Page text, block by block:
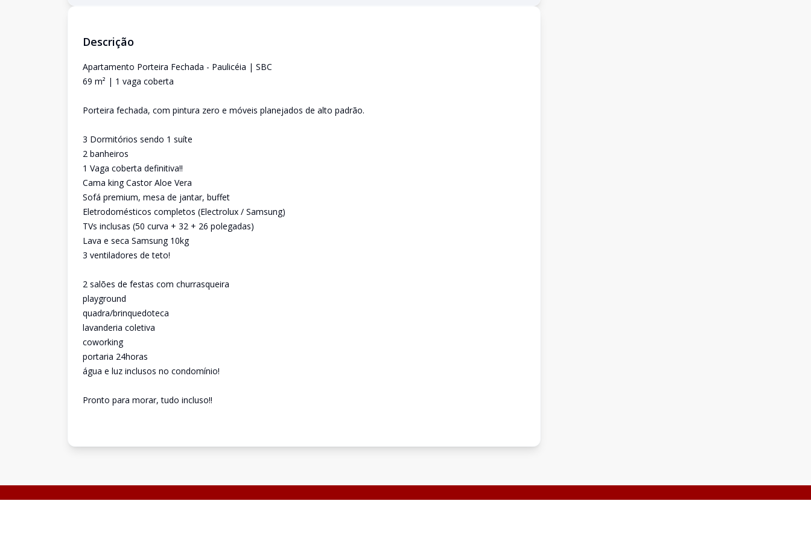
Descrição
Apartamento Porteira Fechada - Paulicéia | SBC
69 m² | 1 vaga coberta
Porteira fechada, com pintura zero e móveis planejados de alto padrão.
3 Dormitórios sendo 1 suíte
2 banheiros
1 Vaga coberta definitiva!!
Cama king Castor Aloe Vera
Sofá premium, mesa de jantar, buffet
Eletrodomésticos completos (Electrolux / Samsung)
TVs inclusas (50 curva + 32 + 26 polegadas)
Lava e seca Samsung 10kg
3 ventiladores de teto!
2 salões de festas com churrasqueira
playground
quadra/brinquedoteca
lavanderia coletiva
coworking
portaria 24horas
água e luz inclusos no condomínio!
Pronto para morar, tudo incluso!!